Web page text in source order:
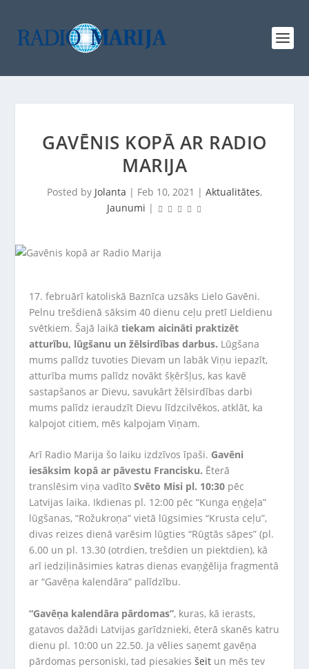
GAVĒNIS KOPĀ AR RADIO
MARIJA
Posted by Jolanta | Feb 10, 2021 | Aktualitātes,
Jaunumi |
17. februārī katoliskā Baznīca uzsāks Lielo Gavēni.
Pelnu trešdienā sāksim 40 dienu ceļu pretī Lieldienu
svētkiem. Šajā laikātiekam aicināti praktizēt
atturību, lūgšanu un žēlsirdības darbus. Lūgšana
mums palīdz tuvoties Dievam un labāk Viņu iepazīt,
atturība mums palīdz novākt šķēršļus, kas kavē
sastapšanos ar Dievu, savukārt žēlsirdības darbi
mums palīdz ieraudzīt Dievu līdzcilvēkos, atklāt, ka
kalpojot citiem, mēs kalpojam Viņam.
Arī Radio Marija šo laiku izdzīvos īpaši. Gavēni
iesāksim kopā ar pāvestu Francisku. Ēterā
translēsim viņa vadītoSvēto Misi pl. 10:30 pēc
Latvijas laika. Ikdienas pl. 12:00 pēc “Kunga eņģeļa”
lūgšanas, “Rožukroņa” vietā lūgsimies “Krusta ceļu”,
divas reizes dienā varēsim lūgties “Rūgtās sāpes” (pl.
6.00 un pl. 13.30 (otrdien, trešdien un piektdien), kā
arī iedziļināsimies katras dienas evaņģēlija fragmentā
ar “Gavēņa kalendāra” palīdzību.
“Gavēņa kalendāra pārdomas”, kuras, kā ierasts,
gatavos dažādi Latvijas garīdznieki, ēterā skanēs katru
dienu pl. 10:00 un 22.50. Ja vēlies saņemt gavēņa
pārdomas personiski, tad piesakiesšeit un mēs tev